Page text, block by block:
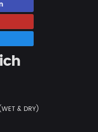
& DRY)